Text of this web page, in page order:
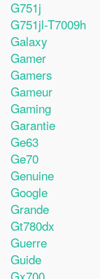
G751j
G751jl-T7009h
Galaxy
Gamer
Gamers
Gameur
Gaming
Garantie
Ge63
Ge70
Genuine
Google
Grande
Gt780dx
Guerre
Guide